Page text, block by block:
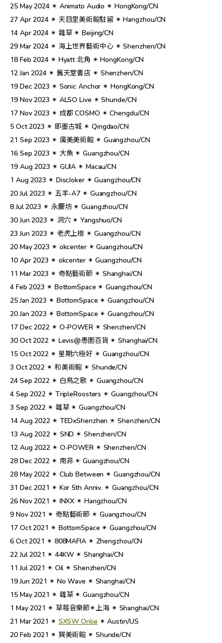
25 May 2024 ✴︎ Animato Audio ✴︎ HongKong/CN
27 Apr 2024 ✴︎ 天目里美術館駐留 ✴︎ Hangzhou/CN
14 Apr 2024 ✴︎ 雜草 ✴︎ Beijing/CN
29 Mar 2024 ✴︎ 海上世界藝術中心 ✴︎ Shenzhen/CN
18 Feb 2024 ✴︎ Hyatt 北角 ✴︎ HongKong/CN
12 Jan 2024 ✴︎ 舊天堂書店 ✴︎ Shenzhen/CN
19 Dec 2023 ✴︎ Sonic Anchor ✴︎ HongKong/CN
19 Nov 2023 ✴︎ ALSO Live ✴︎ Shunde/CN
17 Nov 2023 ✴︎ 成都 COSMO ✴︎ Chengdu/CN
5 Oct 2023 ✴︎ 即墨古城 ✴︎ Qingdao/CN
21 Sep 2023 ✴︎ 廣美美術館 ✴︎ Guangzhou/CN
16 Sep 2023 ✴︎ 大魚 ✴︎ Guangzhou/CN
19 Aug 2023 ✴︎ GUIA ✴︎ Macau/CN
1 Aug 2023 ✴︎ DiscJoker ✴︎ Guangzhou/CN
20 Jul 2023 ✴︎ 五羊-A7 ✴︎ Guangzhou/CN
8 Jul 2023 ✴︎ 永慶坊 ✴︎ Guangzhou/CN
30 Jun 2023 ✴︎ 洞穴 ✴︎ Yangshuo/CN
23 Jun 2023 ✴︎ 老虎上樹 ✴︎ Guangzhou/CN
20 May 2023 ✴︎ okcenter ✴︎ Guangzhou/CN
10 Apr 2023 ✴︎ okcenter ✴︎ Guangzhou/CN
11 Mar 2023 ✴︎ 奇點藝術節 ✴︎ Shanghai/CN
4 Feb 2023 ✴︎ BottomSpace ✴︎ Guangzhou/CN
25 Jan 2023 ✴︎ BottomSpace ✴︎ Guangzhou/CN
20 Jan 2023 ✴︎ BottomSpace ✴︎ Guangzhou/CN
17 Dec 2022 ✴︎ O-POWER ✴︎ Shenzhen/CN
30 Oct 2022 ✴︎ Levis@愚園百貨 ✴︎ Shanghai/CN
15 Oct 2022 ✴︎ 星期六極好 ✴︎ Guangzhou/CN
3 Oct 2022 ✴︎ 和美術館 ✴︎ Shunde/CN
24 Sep 2022 ✴︎ 白鳥之歌 ✴︎ Guangzhou/CN
4 Sep 2022 ✴︎ TripleRoosters ✴︎ Guangzhou/CN
3 Sep 2022 ✴︎ 雜草 ✴︎ Guangzhou/CN
14 Aug 2022 ✴︎ TEDxShenzhen ✴︎ Shenzhen/CN
13 Aug 2022 ✴︎ SND ✴︎ Shenzhen/CN
12 Aug 2022 ✴︎ O-POWER ✴︎ Shenzhen/CN
28 Dec 2022 ✴︎ 南非 ✴︎ Guangzhou/CN
28 May 2022 ✴︎ Club Between ✴︎ Guangzhou/CN
31 Dec 2021 ✴︎ Kor 5th Anniv. ✴︎ Guangzhou/CN
26 Nov 2021 ✴︎ INXX ✴︎ Hangzhou/CN
9 Nov 2021 ✴︎ 奇點藝術節 ✴︎ Guangzhou/CN
17 Oct 2021 ✴︎ BottomSpace ✴︎ Guangzhou/CN
6 Oct 2021 ✴︎ 808MAFIA ✴︎ Zhengzhou/CN
22 Jul 2021 ✴︎ 44KW ✴︎ Shanghai/CN
11 Jul 2021 ✴︎ Oil ✴︎ Shenzhen/CN
19 Jun 2021 ✴︎ No Wave ✴︎ Shanghai/CN
15 May 2021 ✴︎ 雜草 ✴︎ Guangzhou/CN
1 May 2021 ✴︎ 草莓音樂節✴︎上海 ✴︎ Shanghai/CN
21 Mar 2021 ✴︎ SXSW Onlie ✴︎ Austin/US
20 Feb 2021 ✴︎ 巽美術館 ✴︎ Shunde/CN